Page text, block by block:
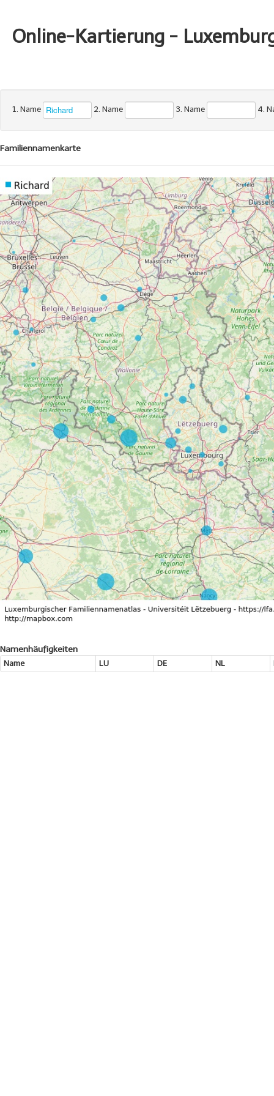
Online-Kartierung -
1. Name 2. Name 3. Name 4.
Familiennamenkarte
Namenhäufigkeiten
Name LU DE NL